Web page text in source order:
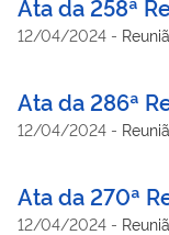
Ata da 258ª
12/04/2024 -
Ata da 286ª
12/04/2024 -
Ata da 270ª
12/04/2024 -